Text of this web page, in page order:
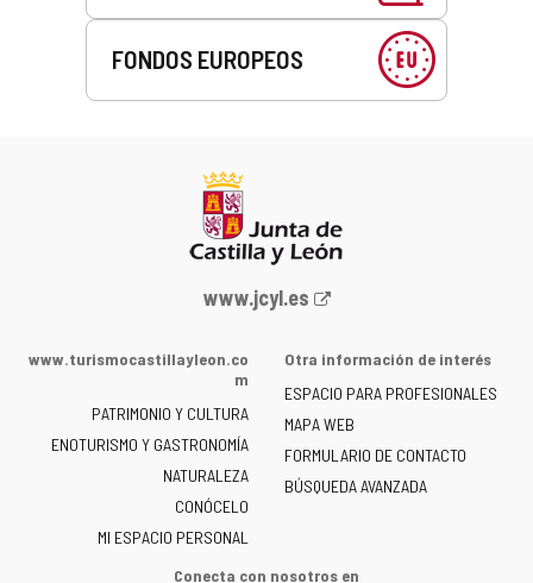
FONDOS EUROPEOS
Portal
la
de
Castilla
y
León
-
www.jcyl.es
www.turismocastillayleon.co
m
PATRIMONIO Y CULTURA
ENOTURISMO Y GASTRONOMÍA
NATURALEZA
CONÓCELO
MI ESPACIO PERSONAL
Otra información de interés
ESPACIO PARA PROFESIONALES
MAPA WEB
FORMULARIO DE CONTACTO
BÚSQUEDA AVANZADA
Conecta con nosotros en